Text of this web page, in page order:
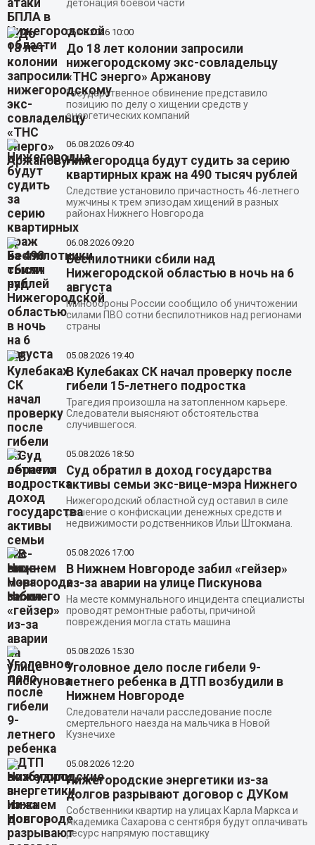
детонация боевой части
06.08.2026 10:00
До 18 лет колонии запросили
нижегородскому экс-совладельцу
«ТНС энерго» Аржанову
Государственное обвинение представило
позицию по делу о хищении средств у
энергетических компаний
06.08.2026 09:40
Нижегородца будут судить за серию
квартирных краж на 490 тысяч рублей
Следствие установило причастность 46-летнего
мужчины к трем эпизодам хищений в разных
районах Нижнего Новгорода
06.08.2026 09:20
Беспилотники сбили над
Нижегородской областью в ночь на 6
августа
Минобороны России сообщило об уничтожении
силами ПВО сотни беспилотников над регионами
страны
05.08.2026 19:40
В Кулебаках СК начал проверку после
гибели 15-летнего подростка
Трагедия произошла на затопленном карьере.
Следователи выясняют обстоятельства
случившегося.
05.08.2026 18:50
Суд обратил в доход государства
активы семьи экс-вице-мэра Нижнего
Нижегородский областной суд оставил в силе
решение о конфискации денежных средств и
недвижимости родственников Ильи Штокмана.
05.08.2026 17:00
В Нижнем Новгороде забил «гейзер»
из-за аварии на улице Пискунова
На месте коммунального инцидента специалисты
проводят ремонтные работы, причиной
повреждения могла стать машина
05.08.2026 15:30
Уголовное дело после гибели 9-
летнего ребенка в ДТП возбудили в
Нижнем Новгороде
Следователи начали расследование после
смертельного наезда на мальчика в Новой
Кузнечихе
05.08.2026 12:20
Нижегородские энергетики из-за
долгов разрывают договор с ДУКом
Собственники квартир на улицах Карла Маркса и
Академика Сахарова с сентября будут оплачивать
ресурс напрямую поставщику